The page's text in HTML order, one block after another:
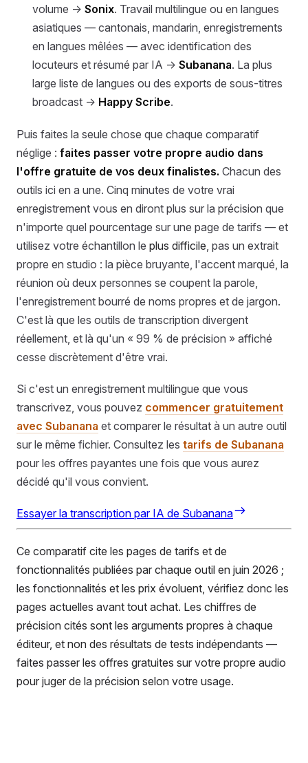
volume →Sonix. Travail multilingue ou en langues
asiatiques — cantonais, mandarin, enregistrements
en langues mêlées — avec identification des
locuteurs et résumé par IA →Subanana. La plus
large liste de langues ou des exports de sous-titres
broadcast → Happy Scribe.
Puis faites la seule chose que chaque comparatif
néglige : faites passer votre propre audio dans
l'offre gratuite de vos deux finalistes. Chacun des
outils ici en a une. Cinq minutes de votre vrai
enregistrement vous en diront plus sur la précision que
n'importe quel pourcentage sur une page de tarifs — et
utilisez votre échantillon le plus difficile, pas un extrait
propre en studio : la pièce bruyante, l'accent marqué, la
réunion où deux personnes se coupent la parole,
l'enregistrement bourré de noms propres et de jargon.
C'est là que les outils de transcription divergent
réellement, et là qu'un « 99 % de précision » affiché
cesse discrètement d'être vrai.
Si c'est un enregistrement multilingue que vous
transcrivez, vous pouvez commencer gratuitement
avec Subanana et comparer le résultat à un autre outil
sur le même fichier. Consultez les tarifs de Subanana
pour les offres payantes une fois que vous aurez
décidé qu'il vous convient.
Essayer la transcription par IA de Subanana
Ce comparatif cite les pages de tarifs et de
fonctionnalités publiées par chaque outil en juin 2026 ;
les fonctionnalités et les prix évoluent, vérifiez donc les
pages actuelles avant tout achat. Les chiffres de
précision cités sont les arguments propres à chaque
éditeur, et non des résultats de tests indépendants —
faites passer les offres gratuites sur votre propre audio
pour juger de la précision selon votre usage.